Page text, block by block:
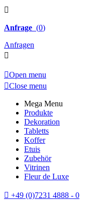

Anfrage (0)
Anfragen

Open menu
Close menu
Mega Menu
Produkte
Dekoration
Tabletts
Koffer
Etuis
Zubehör
Vitrinen
Fleur de Luxe
 +49 (0)7231 4888 - 0